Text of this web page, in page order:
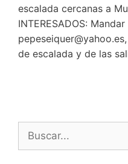
escalada cercanas a
INTERESADOS:
de escalada y de las